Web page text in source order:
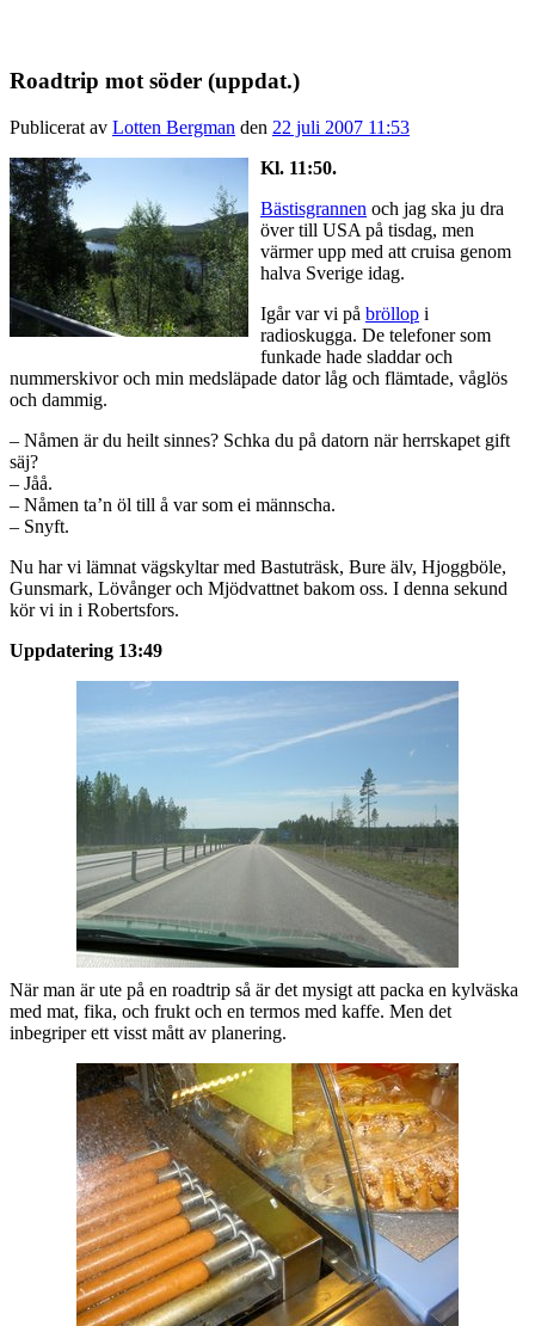
Roadtrip mot söder (uppdat.)
Publicerat av Lotten Bergman den 22 juli 2007 11:53
Kl. 11:50.
Bästisgrannen och jag ska ju dra
över till USA på tisdag, men
värmer upp med att cruisa genom
halva Sverige idag.
Igår var vi på bröllop i
radioskugga. De telefoner som
funkade hade sladdar och
nummerskivor och min medsläpade dator låg och flämtade, våglös
och dammig.
– Nåmen är du heilt sinnes? Schka du på datorn när herrskapet gift
säj?
– Jåå.
– Nåmen ta’n öl till å var som ei männscha.
– Snyft.
Nu har vi lämnat vägskyltar med Bastuträsk, Bure älv, Hjoggböle,
Gunsmark, Lövånger och Mjödvattnet bakom oss. I denna sekund
kör vi in i Robertsfors.
Uppdatering 13:49
När man är ute på en roadtrip så är det mysigt att packa en kylväska
med mat, fika, och frukt och en termos med kaffe. Men det
inbegriper ett visst mått av planering.